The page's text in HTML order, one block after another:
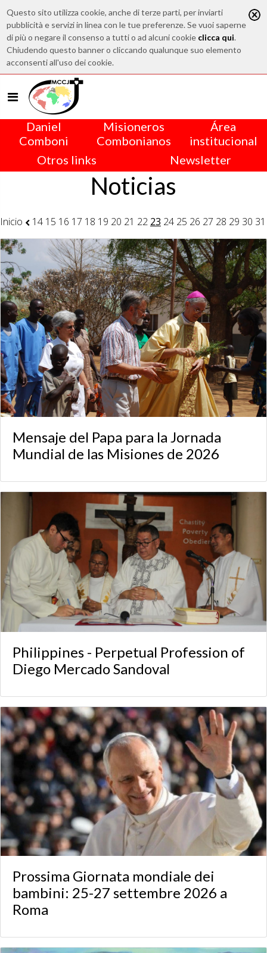
Questo sito utilizza cookie, anche di terze parti, per inviarti
pubblicità e servizi in linea con le tue preferenze. Se vuoi saperne
di più o negare il consenso a tutti o ad alcuni cookie clicca qui.
Chiudendo questo banner o cliccando qualunque suo elemento
acconsenti all'uso dei cookie.
Daniel
Comboni
Misioneros
Combonianos
Área
institucional
Otros links
Newsletter
Noticias
Inicio 14 15 16 17 18 19 20 21 22 23 24 25 26 27 28 29 30 31
Mensaje del Papa para la Jornada
Mundial de las Misiones de 2026
Philippines - Perpetual Profession of
Diego Mercado Sandoval
Prossima Giornata mondiale dei
bambini: 25-27 settembre 2026 a
Roma